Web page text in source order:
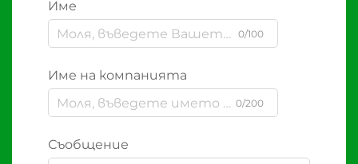
Име
0/100
Име на компанията
0/200
Съобщение